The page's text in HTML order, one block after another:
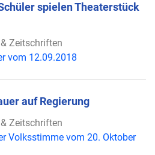
spielen Theaterstück
Zeitschriften
vom 12.09.2018
auf Regierung
Zeitschriften
Volksstimme vom 20. Oktober